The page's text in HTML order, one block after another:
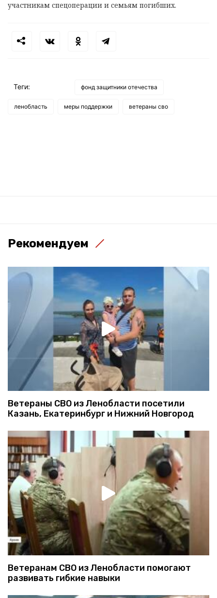
участникам спецоперации и семьям погибших.
Теги: фонд защитники отечества
ленобласть меры поддержки ветераны сво
Рекомендуем
Ветераны СВО из Ленобласти посетили
Казань, Екатеринбург и Нижний Новгород
Ветеранам СВО из Ленобласти помогают
развивать гибкие навыки